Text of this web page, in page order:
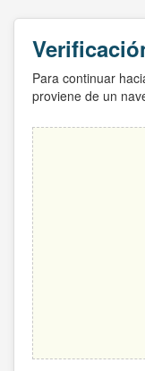
Para continuar
proviene de un